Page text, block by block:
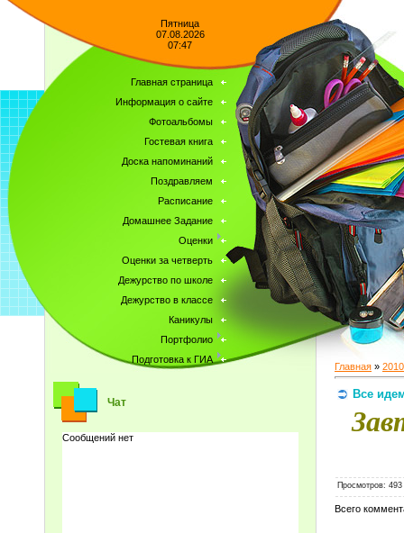
Пятница
07.08.2026
07:47
Главная страница
Информация о сайте
Фотоальбомы
Гостевая книга
Доска напоминаний
Поздравляем
Расписание
Домашнее Задание
Оценки
Оценки за четверть
Дежурство по школе
Дежурство в классе
Каникулы
Портфолио
Подготовка к ГИА
Чат
Главная » 2010
Все
За
Просмотров:
Всего